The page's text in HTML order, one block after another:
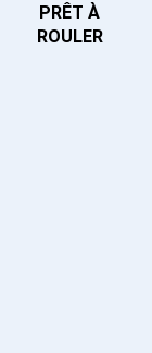
PRÊT À
ROULER